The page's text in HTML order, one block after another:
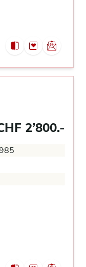
2’800.-